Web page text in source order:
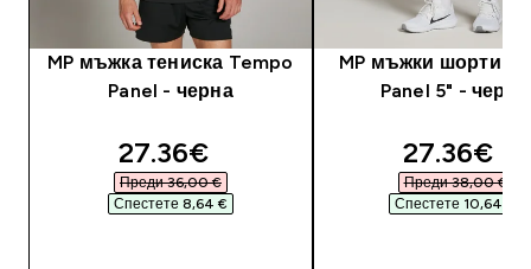
MP мъжка тениска Tempo
Panel - черна
discounted price
27.36€‎
Преди 36,00 €‎
Спестете 8,64 €‎
MP мъжки шорти
Panel 5" - черни
27.36€‎
Преди 38,00 €‎
Спестете 10,64 €‎